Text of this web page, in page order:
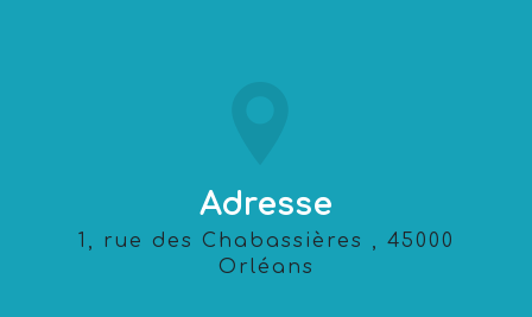
Adresse
1, rue des Chabassières , 45000
Orléans